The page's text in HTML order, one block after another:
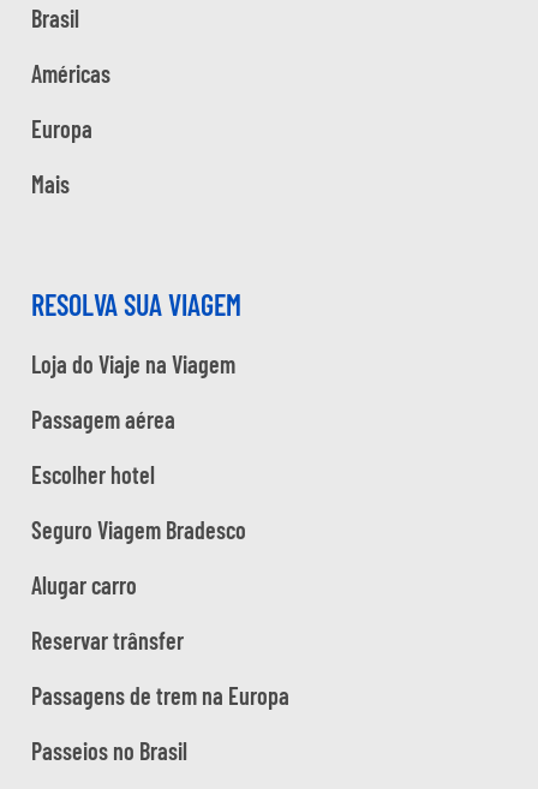
Brasil
Américas
Europa
Mais
RESOLVA SUA VIAGEM
Loja do Viaje na Viagem
Passagem aérea
Escolher hotel
Seguro Viagem Bradesco
Alugar carro
Reservar trânsfer
Passagens de trem na Europa
Passeios no Brasil